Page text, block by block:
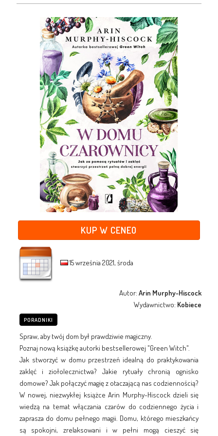
KUP W CENEO
15 września 2021, środa
Autor:Arin Murphy-Hiscock
Wydawnictwo: Kobiece
PORADNIKI
Spraw, aby twój dom był prawdziwie magiczny.
Poznaj nową książkę autorki bestsellerowej "Green Witch".
Jak stworzyć w domu przestrzeń idealną do praktykowania
zaklęć i ziołolecznictwa? Jakie rytuały chronią ognisko
domowe? Jak połączyć magię z otaczającą nas codziennością?
W nowej, niezwykłej książce Arin Murphy-Hiscock dzieli się
wiedzą na temat włączania czarów do codziennego życia i
zaprasza do domu pełnego magii. Domu, którego mieszkańcy
są spokojni, zrelaksowani i w pełni mogą cieszyć się